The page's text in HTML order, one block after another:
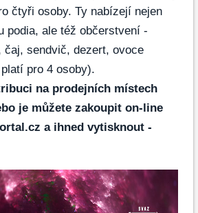
čtyři osoby. Ty nabízejí nejen
podia, ale též občerstvení -
čaj, sendvič, dezert, ovoce
pro 4 osoby).
na prodejních místech
je můžete zakoupit on-line
a ihned vytisknout -